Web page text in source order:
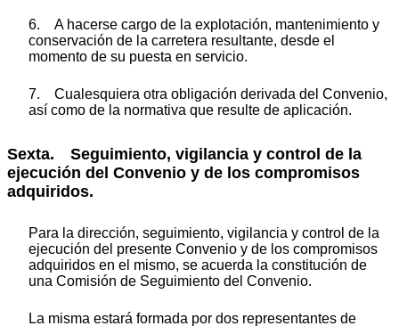
6. A hacerse cargo de la explotación, mantenimiento y
conservación de la carretera resultante, desde el
momento de su puesta en servicio.
7. Cualesquiera otra obligación derivada del Convenio,
así como de la normativa que resulte de aplicación.
Sexta. Seguimiento, vigilancia y control de la
ejecución del Convenio y de los compromisos
adquiridos.
Para la dirección, seguimiento, vigilancia y control de la
ejecución del presente Convenio y de los compromisos
adquiridos en el mismo, se acuerda la constitución de
una Comisión de Seguimiento del Convenio.
La misma estará formada por dos representantes de